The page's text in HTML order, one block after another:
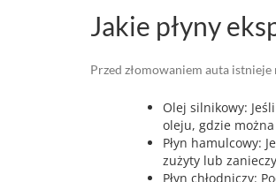
Jakie płyny
Przed złomowaniem auta
Olej silnikowy:
oleju, gdzie
Płyn hamulcowy:
zużyty lub
Płyn chłodniczy: